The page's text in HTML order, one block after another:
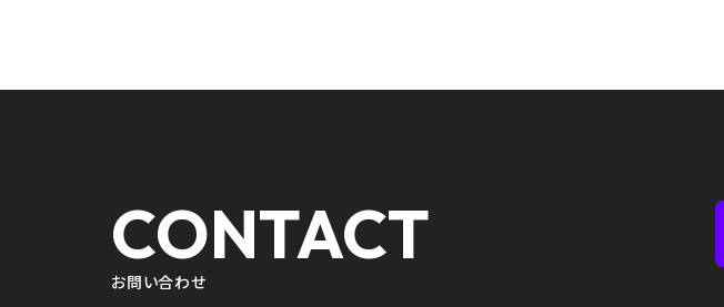
CONTACT
お問い合わせ